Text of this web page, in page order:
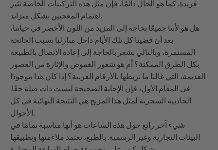
فريدة. كما هو الحال دائمًا، فإن مثل هذه التركيبات الخاصة تثير
هل هو لأننا جميعًا بحاجة إلى المزيد من اللون الأخضر في حياتنا،
بعد أن قضينا كل تلك الأيام داخل منازلنا بسبب الجائحة
المستمرة، وبالتالي نشعر بالحاجة إلى إعادة الاتصال بالطبيعة
بكل الطرق الممكنة؟ أم هو شعور الغموض والإثارة من العصور
القديمة، التي غالبًا ما نربطها بالأرقام العربية؟ إذا كان هذا موجودًا
في المقام الأول، فإن الإجابة الصحيحة ليست ذات صلة حقًا.
الجاذبية السحرية لمثل هذا المزيج هي النتيجة النهائية في كل
شيء آخر رائع حول هذه الساعات هو أنها مناسبة تمامًا في
البيئات التجارية وغير الرسمية. بالطبع، تعتمد ملاءمتها وتطبيقها